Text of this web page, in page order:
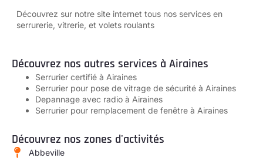
Découvrez sur notre site internet tous nos services en
serrurerie, vitrerie, et volets roulants
Découvrez nos autres services à Airaines
Serrurier certifié à Airaines
Serrurier pour pose de vitrage de sécurité à Airaines
Depannage avec radio à Airaines
Serrurier pour remplacement de fenêtre à Airaines
Découvrez nos zones d'activités
Abbeville